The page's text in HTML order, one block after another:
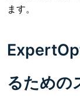
ます。
るための